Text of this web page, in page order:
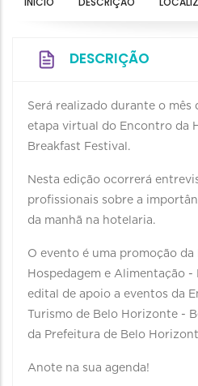
DESCRIÇÃO
Será realizado durante o mês
etapa virtual do Encontro da
Breakfast Festival.
Nesta edição ocorrerá
profissionais sobre a
da manhã na hotelaria.
O evento é uma promoção
Hospedagem e Alimentação -
edital de apoio a eventos da
Turismo de Belo Horizonte -
da Prefeitura de Belo
Anote na sua agenda!